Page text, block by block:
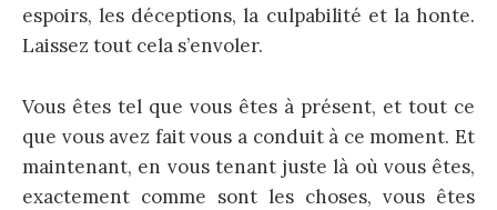
espoirs, les déceptions, la culpabilité et la honte.
Laissez tout cela s’envoler.
Vous êtes tel que vous êtes à présent, et tout ce
que vous avez fait vous a conduit à ce moment. Et
maintenant, en vous tenant juste là où vous êtes,
exactement comme sont les choses, vous êtes